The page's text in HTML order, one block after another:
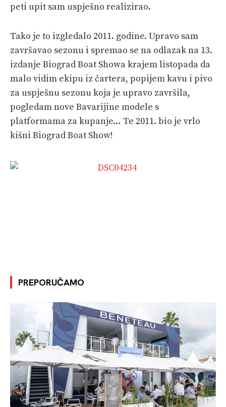
peti upit sam uspješno realizirao.
Tako je to izgledalo 2011. godine. Upravo sam
završavao sezonu i spremao se na odlazak na 13.
izdanje Biograd Boat Showa krajem listopada da
malo vidim ekipu iz čartera, popijem kavu i pivo
za uspješnu sezonu koja je upravo završila,
pogledam nove Bavarijine modele s
platformama za kupanje… Te 2011. bio je vrlo
kišni Biograd Boat Show!
PREPORUČAMO